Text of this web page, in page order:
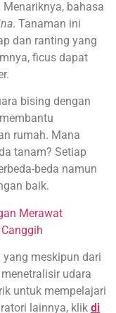
bahasa
. Tanaman ini
dan ranting yang
ficus dapat
bising dengan
rumah. Mana
tanam? Setiap
beda namun
baik.
Merawat
meskipun dari
udara
untuk mempelajari
lainnya, klik di